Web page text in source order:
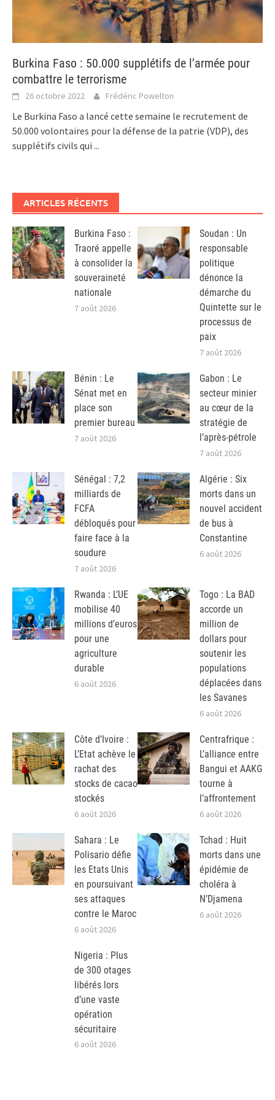
Burkina Faso : 50.000 supplétifs de l’armée pour
combattre le terrorisme
26 octobre 2022 Frédéric Powelton
Le Burkina Faso a lancé cette semaine le recrutement de
50.000 volontaires pour la défense de la patrie (VDP), des
supplétifs civils qui ...
ARTICLES RÉCENTS
Burkina Faso :
Traoré appelle
à consolider la
souveraineté
nationale
7 août 2026
Soudan : Un
responsable
politique
dénonce la
démarche du
Quintette sur le
processus de
paix
7 août 2026
Bénin : Le
Sénat met en
place son
premier bureau
7 août 2026
Gabon : Le
secteur minier
au cœur de la
stratégie de
l’après-pétrole
7 août 2026
Sénégal : 7,2
milliards de
FCFA
débloqués pour
faire face à la
soudure
7 août 2026
Algérie : Six
morts dans un
nouvel accident
de bus à
Constantine
6 août 2026
Rwanda : L’UE
mobilise 40
millions d’euros
pour une
agriculture
durable
6 août 2026
Togo : La BAD
accorde un
million de
dollars pour
soutenir les
populations
déplacées dans
les Savanes
6 août 2026
Côte d’Ivoire :
L’Etat achève le
rachat des
stocks de cacao
stockés
6 août 2026
Centrafrique :
L’alliance entre
Bangui et AAKG
tourne à
l’affrontement
6 août 2026
Sahara : Le
Polisario défie
les Etats Unis
en poursuivant
ses attaques
contre le Maroc
6 août 2026
Tchad : Huit
morts dans une
épidémie de
choléra à
N’Djamena
6 août 2026
Nigeria : Plus
de 300 otages
libérés lors
d’une vaste
opération
sécuritaire
6 août 2026